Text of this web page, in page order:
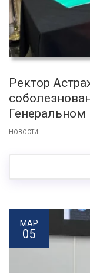
Ректор
Генеральном
НОВОСТИ
МАР
05